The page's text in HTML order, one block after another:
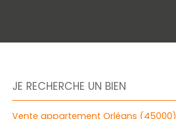
JE RECHERCHE UN BIEN
Vente appartement Orléans (45000)